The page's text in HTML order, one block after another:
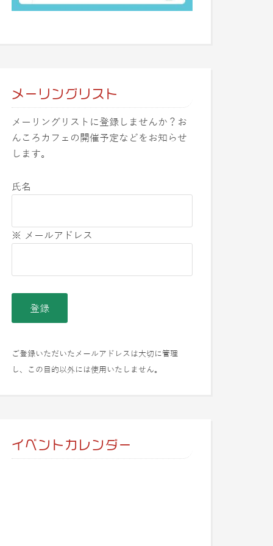
メーリングリスト
メーリングリストに登録しませんか？お
んころカフェの開催予定などをお知らせ
します。
氏名
※ メールアドレス
ご登録いただいたメールアドレスは大切に管理
し、この目的以外には使用いたしません。
イベントカレンダー